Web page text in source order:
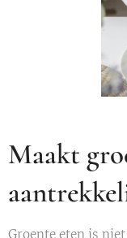
Maakt
Groente eten is